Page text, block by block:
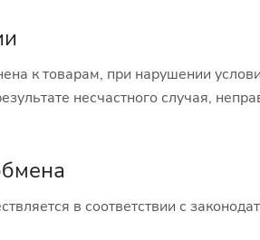
к товарам, при нарушении
несчастного случая,
в соответствии с